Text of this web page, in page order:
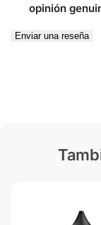
opinión
Enviar una reseña